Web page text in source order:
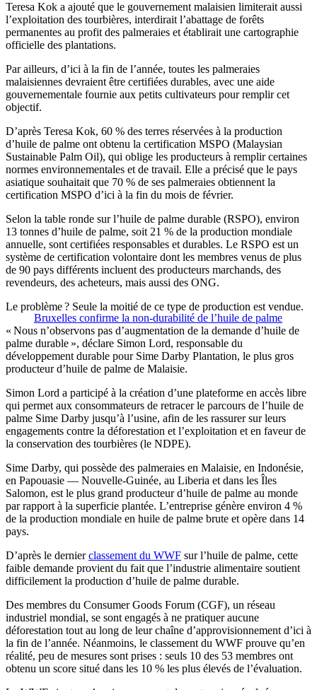
Teresa Kok a ajouté que le gouvernement malaisien limiterait aussi
l’exploitation des tourbières, interdirait l’abattage de forêts
permanentes au profit des palmeraies et établirait une cartographie
officielle des plantations.
Par ailleurs, d’ici à la fin de l’année, toutes les palmeraies
malaisiennes devraient être certifiées durables, avec une aide
gouvernementale fournie aux petits cultivateurs pour remplir cet
objectif.
D’après Teresa Kok, 60 % des terres réservées à la production
d’huile de palme ont obtenu la certification MSPO (Malaysian
Sustainable Palm Oil), qui oblige les producteurs à remplir certaines
normes environnementales et de travail. Elle a précisé que le pays
asiatique souhaitait que 70 % de ses palmeraies obtiennent la
certification MSPO d’ici à la fin du mois de février.
Selon la table ronde sur l’huile de palme durable (RSPO), environ
13 tonnes d’huile de palme, soit 21 % de la production mondiale
annuelle, sont certifiées responsables et durables. Le RSPO est un
système de certification volontaire dont les membres venus de plus
de 90 pays différents incluent des producteurs marchands, des
revendeurs, des acheteurs, mais aussi des ONG.
Bruxelles confirme la non-durabilité de l’huile de palme
Le problème ? Seule la moitié de ce type de production est vendue.
« Nous n’observons pas d’augmentation de la demande d’huile de
palme durable », déclare Simon Lord, responsable du
développement durable pour Sime Darby Plantation, le plus gros
producteur d’huile de palme de Malaisie.
Simon Lord a participé à la création d’une plateforme en accès libre
qui permet aux consommateurs de retracer le parcours de l’huile de
palme Sime Darby jusqu’à l’usine, afin de les rassurer sur leurs
engagements contre la déforestation et l’exploitation et en faveur de
la conservation des tourbières (le NDPE).
Sime Darby, qui possède des palmeraies en Malaisie, en Indonésie,
en Papouasie — Nouvelle-Guinée, au Liberia et dans les Îles
Salomon, est le plus grand producteur d’huile de palme au monde
par rapport à la superficie plantée. L’entreprise génère environ 4 %
de la production mondiale en huile de palme brute et opère dans 14
pays.
D’après le dernierclassement du WWF sur l’huile de palme, cette
faible demande provient du fait que l’industrie alimentaire soutient
difficilement la production d’huile de palme durable.
Des membres du Consumer Goods Forum (CGF), un réseau
industriel mondial, se sont engagés à ne pratiquer aucune
déforestation tout au long de leur chaîne d’approvisionnement d’ici à
la fin de l’année. Néanmoins, le classement du WWF prouve qu’en
réalité, peu de mesures sont prises : seuls 10 des 53 membres ont
obtenu un score situé dans les 10 % les plus élevés de l’évaluation.